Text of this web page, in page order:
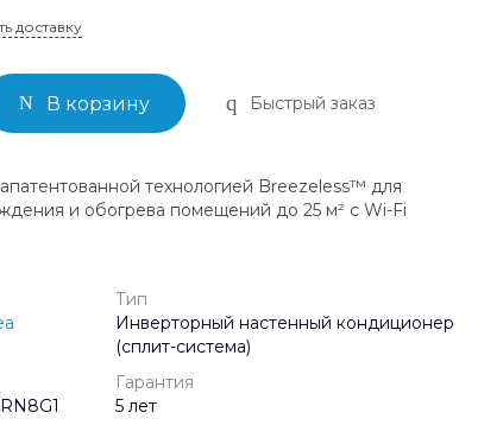
доставку
В корзину Быстрый заказ
технологией Breezeless™ для
и обогрева помещений до 25 м² с Wi-Fi
Тип
Инверторный настенный кондиционер
(сплит-система)
Гарантия
5 лет